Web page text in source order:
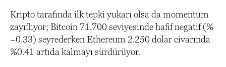
Kripto tarafında ilk tepki yukarı olsa da momentum
zayıflıyor; Bitcoin 71.700 seviyesinde hafif negatif (%
−0.33) seyrederken Ethereum 2.250 dolar civarında
%0.41 artıda kalmayı sürdürüyor.